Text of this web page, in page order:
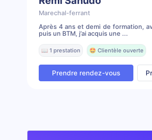
Marechal-ferrant
Après 4 ans et demi de formation,
puis un BTM, j’ai acquis une ...
📖 1 prestation 🤩 Clientèle ouverte
Prendre rendez-vous